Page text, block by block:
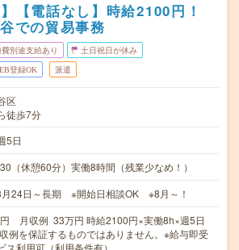
【電話なし】時給2100円！
での貿易事務
費別途支給あり 土日祝日が休み
登録OK 派遣
区
徒歩7分
5日
（休憩60分）実働8時間（残業少なめ！）
24日～長期 ※開始日相談OK ※8月～！
月収例 33万円 時給2100円×実働8h×週5日
例を保証するものではありません。※給与即受
ス利用可（利用条件有）